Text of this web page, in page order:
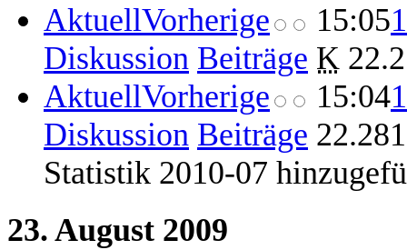
AktuellVorherige 15:05
Diskussion Beiträge K
AktuellVorherige 15:04
Diskussion Beiträge
Statistik 2010-07
23. August 2009